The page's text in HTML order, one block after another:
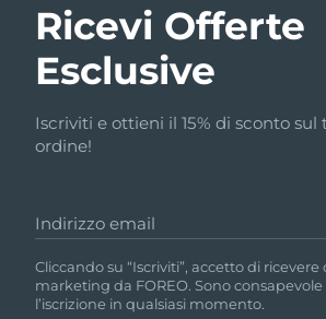
Ricevi Offerte
Esclusive
Iscriviti e ottieni il 15% di sconto
ordine!
Indirizzo email
Cliccando su “Iscriviti”, accetto di
marketing da FOREO. Sono
l’iscrizione in qualsiasi momento.